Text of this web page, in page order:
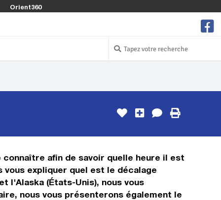
Orient360
afin de savoir quelle heure il est
vous expliquer quel est le décalage
l'Alaska (États-Unis), nous vous
nous vous présenterons également le